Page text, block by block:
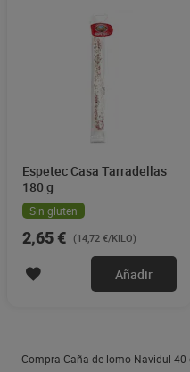
Espetec Casa Tarradellas
180 g
Sin gluten
2,65 € (14,72 €/KILO)
Añadir
Compra Caña de lomo Navidul